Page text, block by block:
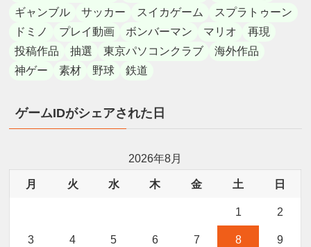
ギャンブル
サッカー スイカゲーム
スプラトゥーン
ドミノ
プレイ動画 ボンバーマン マリオ
再現
投稿作品
抽選 東京パソコンクラブ
海外作品
神ゲー
素材 野球 鉄道
ゲームIDがシェアされた日
2026年8月
月 火 水 木 金 土 日
1 2
3 4 5 6 7 8 9